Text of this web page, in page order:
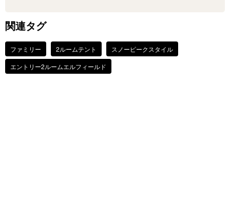
関連タグ
ファミリー 2ルームテント
スノーピークスタイル
エントリー2ルームエルフィールド